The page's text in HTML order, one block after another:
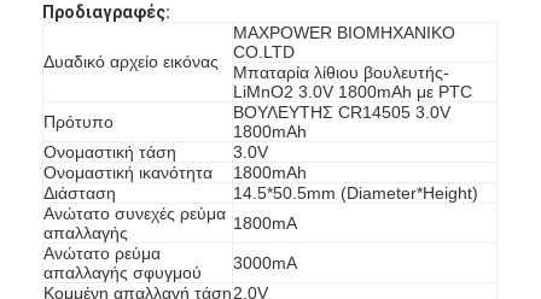
Σπίτι
Προδιαγραφές:
Δυαδικό αρχείο εικόνας
MAXPOWER ΒΙΟΜΗΧΑΝΙΚΟ
CO.LTD
Μπαταρία λίθιου βουλευτής-
LiMnO2 3.0V 1800mAh με PTC
Πρότυπο
ΒΟΥΛΕΥΤΗΣ CR14505 3.0V
1800mAh
Ονομαστική τάση
3.0V
Ονομαστική ικανότητα
1800mAh
Διάσταση
14.5*50.5mm (Diameter*Height)
Ανώτατο συνεχές ρεύμα
απαλλαγής
1800mA
Ανώτατο ρεύμα
απαλλαγής σφυγμού
3000mA
Κομμένη απαλλαγή τάση2.0V